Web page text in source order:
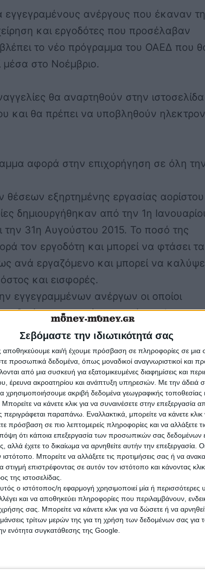
Σεβόμαστε την ιδιωτικότητά σας
αποθηκεύουμε και/ή έχουμε πρόσβαση σε πληροφορίες σε
προσωπικά δεδομένα, όπως μοναδικοί αναγνωριστικοί και
από μια συσκευή για εξατομικευμένες διαφημίσεις και
έρευνα ακροατηρίου και ανάπτυξη υπηρεσιών. Με την άδειά
χρησιμοποιήσουμε ακριβή δεδομένα γεωγραφικής τοποθεσίας
να κάνετε κλικ για να συναινέσετε στην επεξεργασία
παραπάνω. Εναλλακτικά, μπορείτε να κάνετε κλικ
πρόσβαση σε πιο λεπτομερείς πληροφορίες και να αλλάξετε
ότι κάποια επεξεργασία των προσωπικών σας δεδομένων
αλλά έχετε το δικαίωμα να αρνηθείτε αυτήν την επεξεργασία.
Μπορείτε να αλλάξετε τις προτιμήσεις σας ή να
επιστρέφοντας σε αυτόν τον ιστότοπο και κάνοντας
της ιστοσελίδας.
ο ιστότοπος/η εφαρμογή χρησιμοποιεί μία ή περισσότερες
και να αποθηκεύει πληροφορίες που περιλαμβάνουν,
σας. Μπορείτε να κάνετε κλικ για να δώσετε ή να
τρίτων μερών της για τη χρήση των δεδομένων σας
ενότητα συγκατάθεσης της Google.
εγγεγραμένους ανέργους που έκαναν τη
και εργοδότες που προσέλαβαν
το νέο πρόγραμμα του ΟΑΕΔ που
μέσα στο Νοέμβριο.
θα αναρτηθούν στην ιστοσελίδα
και θα πρέπει να υποβληθούν
αφορά στην επιχορήγηση σε όλη την
εξηρτημένης εργασίας αορίστου
δημιουργήθηκαν από την 1η
την 31η Αυγούστου 2015. Το ποσό της
τον εργοδότη και μπορεί να φτάσει
ανά εργαζόμενο και μπορεί να
και εισφορές.
εγγεγραμμένων ανέργων οι οποίοι
δική τους επιχείρησηαπό την 1η
μέχρι και την 31 Αυγούστου 2015. Το
μπορεί να φτάσει τα 10.000 ευρώ ανά
κατανομή των ανωτέρω θέσεων θα
στην δημόσια πρόσκληση.
10/2015 θα αναρτηθεί στις ιστοσελίδες
Οικονομίας, Ανάπτυξης και
Ειδικής Υπηρεσίας Διαχείρισης του
της πρόσκλησης για το
της Ρευστότητας και Στήριξης